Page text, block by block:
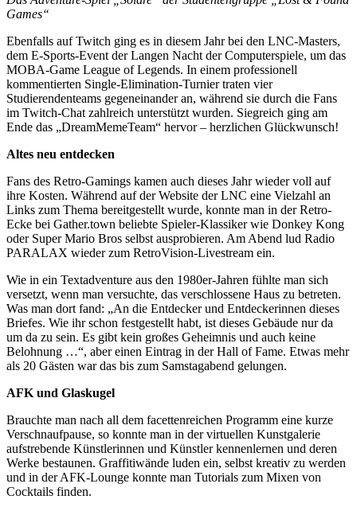
Games“
Ebenfalls auf Twitch ging es in diesem Jahr bei den LNC-Masters,
dem E-Sports-Event der Langen Nacht der Computerspiele, um das
MOBA-Game League of Legends. In einem professionell
kommentierten Single-Elimination-Turnier traten vier
Studierendenteams gegeneinander an, während sie durch die Fans
im Twitch-Chat zahlreich unterstützt wurden. Siegreich ging am
Ende das „DreamMemeTeam“ hervor – herzlichen Glückwunsch!
Altes neu entdecken
Fans des Retro-Gamings kamen auch dieses Jahr wieder voll auf
ihre Kosten. Während auf der Website der LNC eine Vielzahl an
Links zum Thema bereitgestellt wurde, konnte man in der Retro-
Ecke bei Gather.town beliebte Spieler-Klassiker wie Donkey Kong
oder Super Mario Bros selbst ausprobieren. Am Abend lud Radio
PARALAX wieder zum RetroVision-Livestream ein.
Wie in ein Textadventure aus den 1980er-Jahren fühlte man sich
versetzt, wenn man versuchte, das verschlossene Haus zu betreten.
Was man dort fand: „An die Entdecker und Entdeckerinnen dieses
Briefes. Wie ihr schon festgestellt habt, ist dieses Gebäude nur da
um da zu sein. Es gibt kein großes Geheimnis und auch keine
Belohnung …“, aber einen Eintrag in der Hall of Fame. Etwas mehr
als 20 Gästen war das bis zum Samstagabend gelungen.
AFK und Glaskugel
Brauchte man nach all dem facettenreichen Programm eine kurze
Verschnaufpause, so konnte man in der virtuellen Kunstgalerie
aufstrebende Künstlerinnen und Künstler kennenlernen und deren
Werke bestaunen. Graffitiwände luden ein, selbst kreativ zu werden
und in der AFK-Lounge konnte man Tutorials zum Mixen von
Cocktails finden.